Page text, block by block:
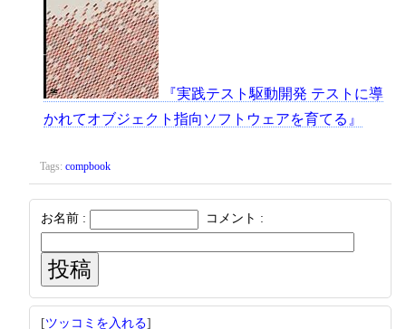
『実践テスト駆動開発 テストに導
かれてオブジェクト指向ソフトウェアを育てる』
Tags: compbook
お名前 : コメント :
[ツッコミを入れる]